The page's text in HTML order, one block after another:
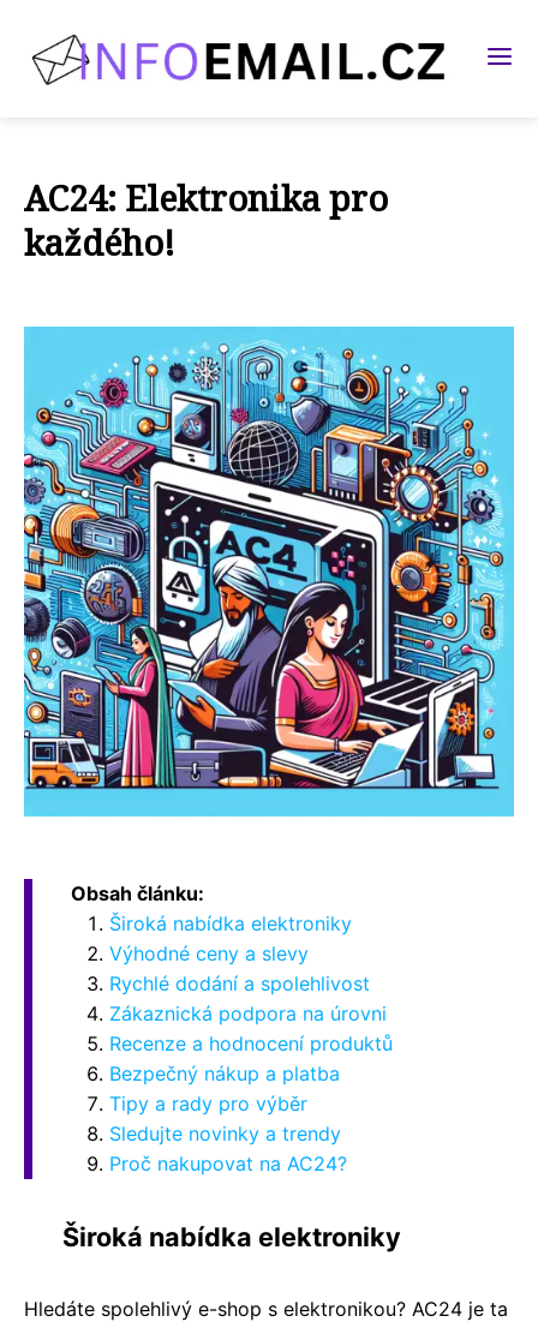
AC24: Elektronika pro
každého!
Obsah článku:
Široká nabídka elektroniky
Výhodné ceny a slevy
Rychlé dodání a spolehlivost
Zákaznická podpora na úrovni
Recenze a hodnocení produktů
Bezpečný nákup a platba
Tipy a rady pro výběr
Sledujte novinky a trendy
Proč nakupovat na AC24?
Široká nabídka elektroniky
Hledáte spolehlivý e-shop s elektronikou? AC24 je ta